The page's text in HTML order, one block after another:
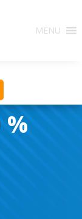
MENU
%